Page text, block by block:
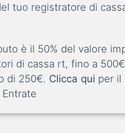
tuo registratore di
è il 50% del valore
di cassa rt, fino a
di 250€. Clicca qui per il